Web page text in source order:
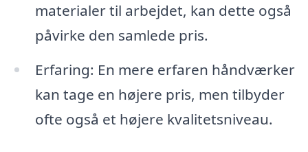
materialer til arbejdet, kan dette også
påvirke den samlede pris.
Erfaring: En mere erfaren håndværker
kan tage en højere pris, men tilbyder
ofte også et højere kvalitetsniveau.